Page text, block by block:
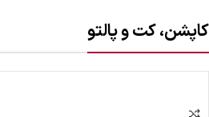
کاپشن، کت و پالتو